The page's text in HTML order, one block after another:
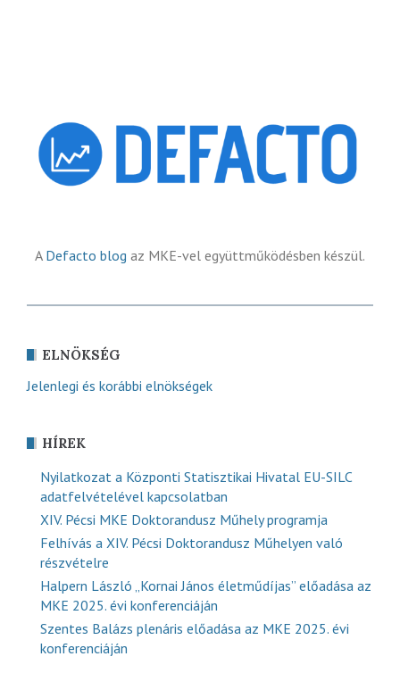
A Defacto blog az MKE-vel együttműködésben készül.
ELNÖKSÉG
Jelenlegi és korábbi elnökségek
HÍREK
Nyilatkozat a Központi Statisztikai Hivatal EU-SILC
adatfelvételével kapcsolatban
XIV. Pécsi MKE Doktorandusz Műhely programja
Felhívás a XIV. Pécsi Doktorandusz Műhelyen való
részvételre
Halpern László „Kornai János életműdíjas” előadása az
MKE 2025. évi konferenciáján
Szentes Balázs plenáris előadása az MKE 2025. évi
konferenciáján